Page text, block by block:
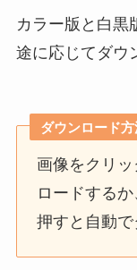
カラー版と白黒
途に応じてダウ
ダウンロード方
画像をクリ
ロードするか
押すと自動で